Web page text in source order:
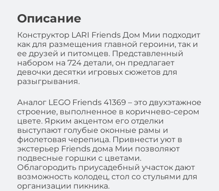
Описание
Конструктор LARI Friends Дом Мии подходит
как для размещения главной героини, так и
ее друзей и питомцев. Представленный
набором на 724 детали, он предлагает
девочки десятки игровых сюжетов для
разыгрывания.
Аналог LEGO Friends 41369 – это двухэтажное
строение, выполненное в коричнево-сером
цвете. Ярким акцентом его отделки
выступают голубые оконные рамы и
фиолетовая черепица. Привнести уют в
экстерьер Friends дома Мии позволяют
подвесные горшки с цветами.
Облагородить приусадебный участок дают
возможность колодец, стол со стульями для
организации пикника.